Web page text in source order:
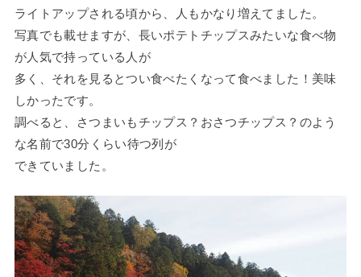
ライトアップされる頃から、人もかなり増えてました。
写真でも載せますが、長いポテトチップスみたいな食べ物
が人気で持っている人が
多く、それを見るとつい食べたくなって食べました！美味
しかったです。
調べると、さつまいもチップス？おさつチップス？のよう
な名前で30分くらい待つ列が
できていました。